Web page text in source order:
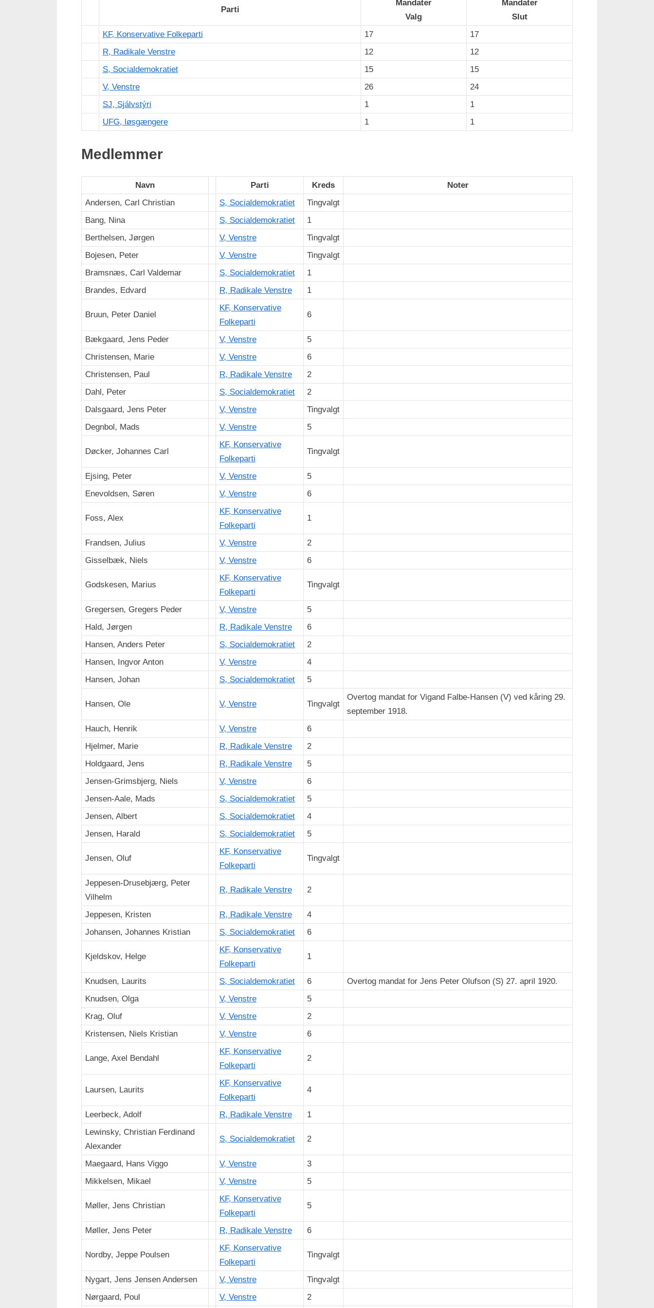
Parti
Mandater
Valg
Mandater
Slut
KF, Konservative Folkeparti
17
17
R, Radikale Venstre
12
12
S, Socialdemokratiet
15
15
V, Venstre
26
24
SJ, Sjálvstýri
1
1
UFG, løsgængere
1 1
Medlemmer
Navn Parti Kreds
Noter
Andersen, Carl Christian
S, Socialdemokratiet
Tingvalgt
Bang, Nina
S, Socialdemokratiet
1
Berthelsen, Jørgen
V, Venstre
Tingvalgt
Bojesen, Peter
V, Venstre
Tingvalgt
Bramsnæs, Carl Valdemar
S, Socialdemokratiet
1
Brandes, Edvard
R, Radikale Venstre 1
Bruun, Peter Daniel
KF, Konservative
Folkeparti
6
Bækgaard, Jens Peder V, Venstre
5
Christensen, Marie
V, Venstre
6
Christensen, Paul
R, Radikale Venstre
2
Dahl, Peter
S, Socialdemokratiet
2
Dalsgaard, Jens Peter
V, Venstre
Tingvalgt
Degnbol, Mads
V, Venstre 5
Døcker, Johannes Carl
KF, Konservative
Folkeparti
Tingvalgt
Ejsing, Peter V, Venstre
5
Enevoldsen, Søren
V, Venstre 6
Foss, Alex
KF, Konservative
Folkeparti
1
Frandsen, Julius V, Venstre
2
Gisselbæk, Niels
V, Venstre 6
Godskesen, Marius
KF, Konservative
Folkeparti
Tingvalgt
Gregersen, Gregers Peder V, Venstre
5
Hald, Jørgen
R, Radikale Venstre
6
Hansen, Anders Peter
S, Socialdemokratiet
2
Hansen, Ingvor Anton
V, Venstre
4
Hansen, Johan
S, Socialdemokratiet 5
Hansen, Ole V, Venstre Tingvalgt
Overtog mandat for Vigand Falbe-Hansen (V) ved kåring 29.
september 1918.
Hauch, Henrik
V, Venstre
6
Hjelmer, Marie
R, Radikale Venstre
2
Holdgaard, Jens
R, Radikale Venstre
5
Jensen-Grimsbjerg, Niels
V, Venstre
6
Jensen-Aale, Mads
S, Socialdemokratiet
5
Jensen, Albert
S, Socialdemokratiet
4
Jensen, Harald
S, Socialdemokratiet 5
Jensen, Oluf
KF, Konservative
Folkeparti
Tingvalgt
Jeppesen-Drusebjærg, Peter
Vilhelm
R, Radikale Venstre 2
Jeppesen, Kristen R, Radikale Venstre
4
Johansen, Johannes Kristian
S, Socialdemokratiet 6
Kjeldskov, Helge
KF, Konservative
Folkeparti
1
Knudsen, Laurits S, Socialdemokratiet 6
Overtog mandat for Jens Peter Olufson (S) 27. april 1920.
Knudsen, Olga
V, Venstre
5
Krag, Oluf
V, Venstre
2
Kristensen, Niels Kristian
V, Venstre 6
Lange, Axel Bendahl
KF, Konservative
Folkeparti
2
Laursen, Laurits
KF, Konservative
Folkeparti
4
Leerbeck, Adolf R, Radikale Venstre
1
Lewinsky, Christian Ferdinand
Alexander
S, Socialdemokratiet 2
Maegaard, Hans Viggo V, Venstre
3
Mikkelsen, Mikael
V, Venstre 5
Møller, Jens Christian
KF, Konservative
Folkeparti
5
Møller, Jens Peter R, Radikale Venstre 6
Nordby, Jeppe Poulsen
KF, Konservative
Folkeparti
Tingvalgt
Nygart, Jens Jensen Andersen V, Venstre
Tingvalgt
Nørgaard, Poul
V, Venstre 2